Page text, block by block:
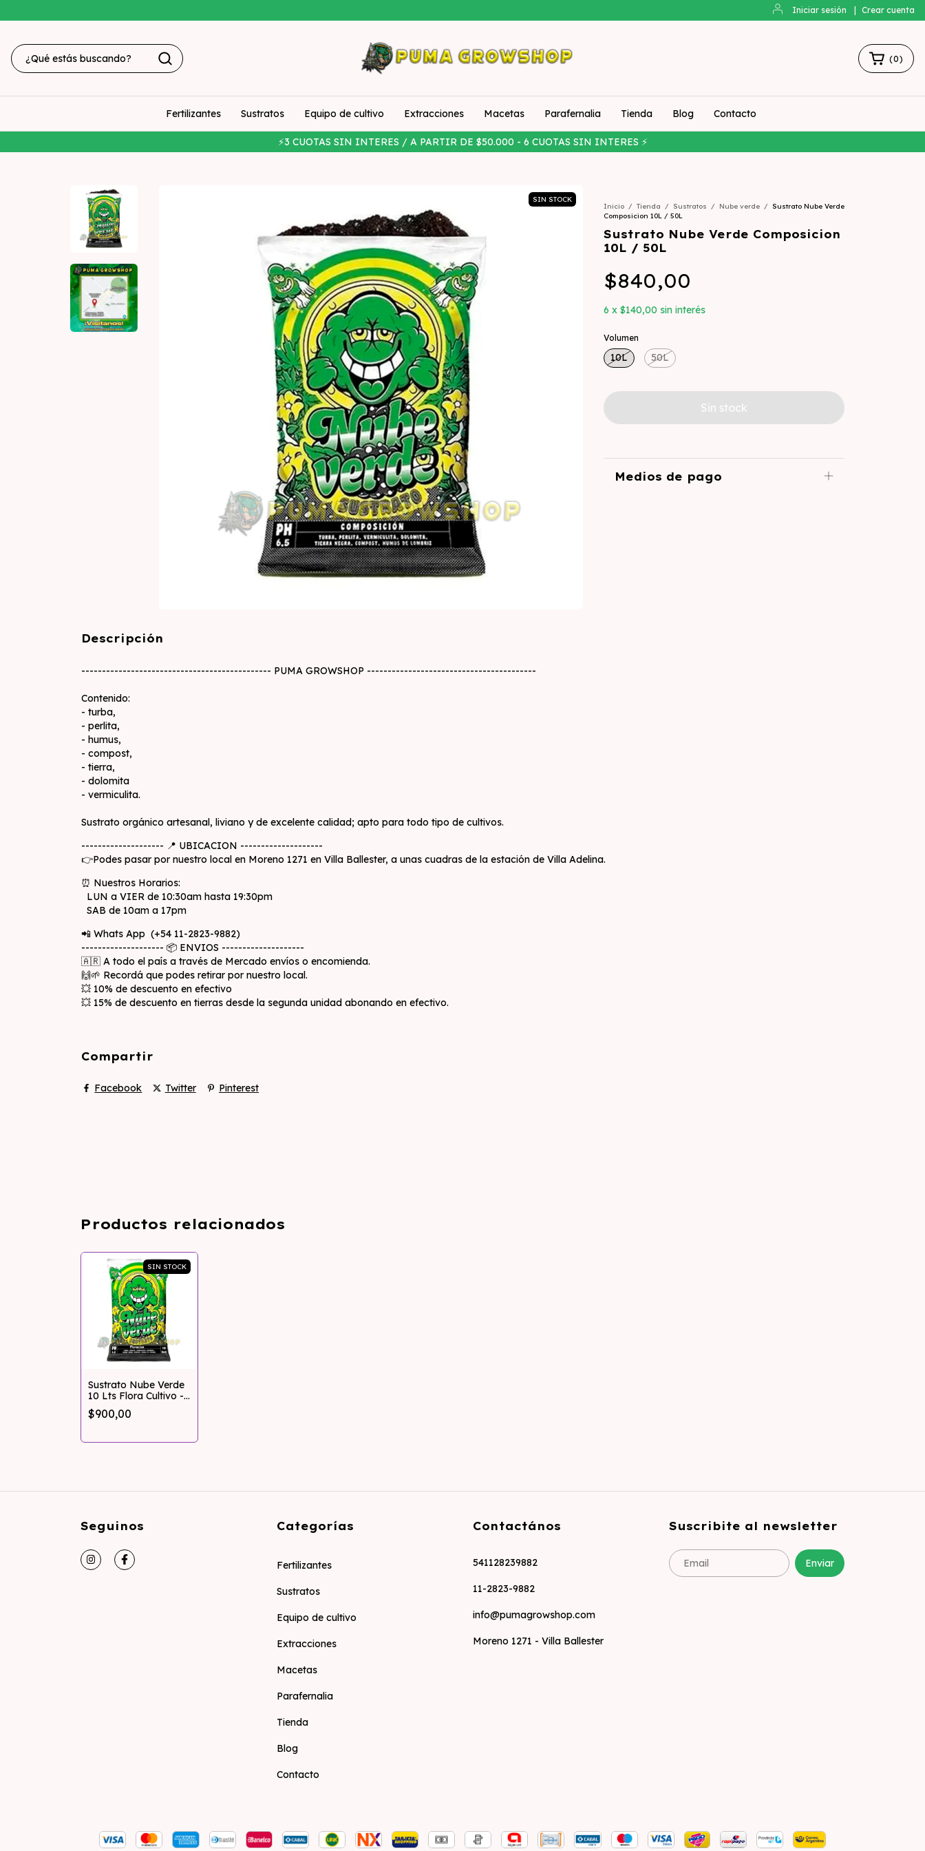
Iniciar sesión Crear cuenta
⚡3 CUOTAS SIN INTERES / A PARTIR DE $50.000 - 6 CUOTAS SIN INTERES ⚡
(0)
Fertilizantes Sustratos Equipo de cultivo Extracciones Macetas Parafernalia Tienda Blog Contacto
SIN STOCK
Inicio / Tienda / Sustratos / Nube verde / Sustrato Nube Verde
Composicion 10L / 50L
Sustrato Nube Verde Composicion
10L / 50L
$840,00
6 x $140,00 sin interés
Volumen
10L 50L
Medios de pago
Descripción
---------------------------------------------- PUMA GROWSHOP -----------------------------------------
Contenido:
- turba,
- perlita,
- humus,
- compost,
- tierra,
- dolomita
- vermiculita.
Sustrato orgánico artesanal, liviano y de excelente calidad; apto para todo tipo de cultivos.
-------------------- 📍 UBICACION --------------------
👉Podes pasar por nuestro local en Moreno 1271 en Villa Ballester, a unas cuadras de la estación de Villa Adelina.
⏰ Nuestros Horarios:
LUN a VIER de 10:30am hasta 19:30pm
SAB de 10am a 17pm
📲 Whats App (+54 11-2823-9882)
-------------------- 📦 ENVIOS --------------------
🇦🇷 A todo el país a través de Mercado envíos o encomienda.
🙌🌱 Recordá que podes retirar por nuestro local.
💥 10% de descuento en efectivo
💥 15% de descuento en tierras desde la segunda unidad abonando en efectivo.
Compartir
Facebook Twitter Pinterest
Productos relacionados
SIN STOCK
Sustrato Nube Verde
10 Lts Flora Cultivo -
Pumagrowshop
$900,00
Seguinos Categorías
Fertilizantes
Sustratos
Equipo de cultivo
Extracciones
Macetas
Parafernalia
Tienda
Blog
Contacto
Contactános
541128239882
11-2823-9882
info@pumagrowshop.com
Moreno 1271 - Villa Ballester
Suscribite al newsletter